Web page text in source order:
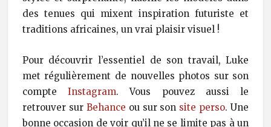
des tenues qui mixent inspiration futuriste et
traditions africaines, un vrai plaisir visuel !
Pour découvrir l’essentiel de son travail, Luke
met régulièrement de nouvelles photos sur son
compte Instagram. Vous pouvez aussi le
retrouver sur Behance ou sur son site perso. Une
bonne occasion de voir qu’il ne se limite pas à un